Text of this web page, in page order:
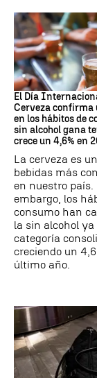
Día Internacional
El Día
Cerveza confirma
en los hábitos de
sin alcohol gana
crece un 4,6% en
La cerveza es
bebidas más
en nuestro país.
embargo, los
consumo han
la sin alcohol ya
categoría
creciendo un
último año.